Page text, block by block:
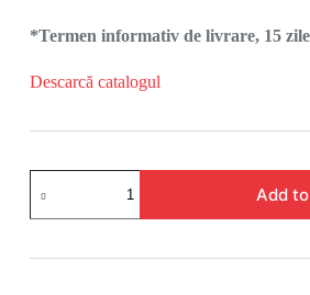
*Termen informativ de livrare, 15
Descarcă catalogul
Add